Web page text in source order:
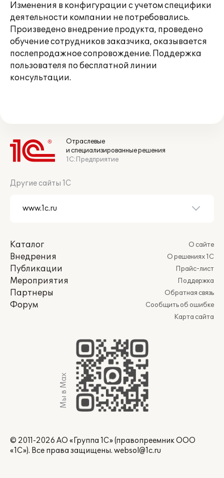
Изменения в конфигурации с учетом специфики
деятельности компании не потребовались.
Произведено внедрение продукта, проведено
обучение сотрудников заказчика, оказывается
послепродажное сопровождение. Поддержка
пользователя по бесплатной линии
консультации.
Отраслевые
и специализированные решения
1С:Предприятие
Другие сайты 1С
Каталог
Внедрения
Публикации
Мероприятия
Партнеры
Форум
О сайте
О решениях 1С
Прайс-лист
Поддержка
Обратная связь
Сообщить об ошибке
Карта сайта
Мы в Max
© 2011-2026 АО «Группа 1С» (правопреемник ООО
«1С»). Все права защищены. websol@1c.ru